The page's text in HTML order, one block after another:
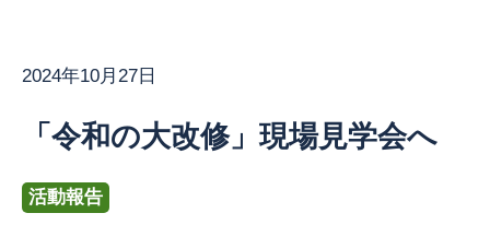
お問い合わせ
2024年10月27日
「令和の大改修」現場見学会へ
活動報告